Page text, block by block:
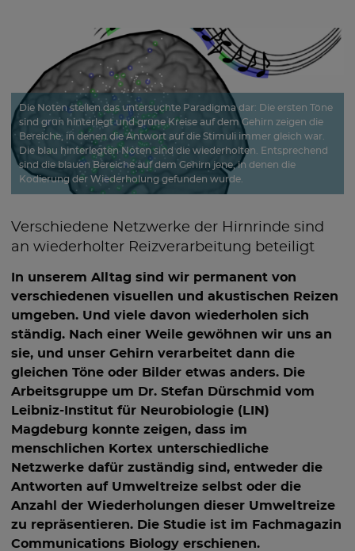
Die Noten stellen das untersuchte Paradigma dar: Die ersten Töne
sind grün hinterlegt und grüne Kreise auf dem Gehirn zeigen die
Bereiche, in denen die Antwort auf die Stimuli immer gleich war.
Die blau hinterlegten Noten sind die wiederholten. Entsprechend
sind die blauen Bereiche auf dem Gehirn jene, in denen die
Kodierung der Wiederholung gefunden wurde.
Verschiedene Netzwerke der Hirnrinde sind
an wiederholter Reizverarbeitung beteiligt
In unserem Alltag sind wir permanent von
verschiedenen visuellen und akustischen Reizen
umgeben. Und viele davon wiederholen sich
ständig. Nach einer Weile gewöhnen wir uns an
sie, und unser Gehirn verarbeitet dann die
gleichen Töne oder Bilder etwas anders. Die
Arbeitsgruppe um Dr. Stefan Dürschmid vom
Leibniz-Institut für Neurobiologie (LIN)
Magdeburg konnte zeigen, dass im
menschlichen Kortex unterschiedliche
Netzwerke dafür zuständig sind, entweder die
Antworten auf Umweltreize selbst oder die
Anzahl der Wiederholungen dieser Umweltreize
zu repräsentieren. Die Studie ist im Fachmagazin
Communications Biology erschienen.